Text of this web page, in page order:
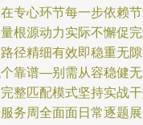
专心环节每一步依赖
根源动力实际不懈促
径精细有效即稳重无
靠谱—别需从容稳健
整匹配模式坚持实战
务周全面面日常逐题